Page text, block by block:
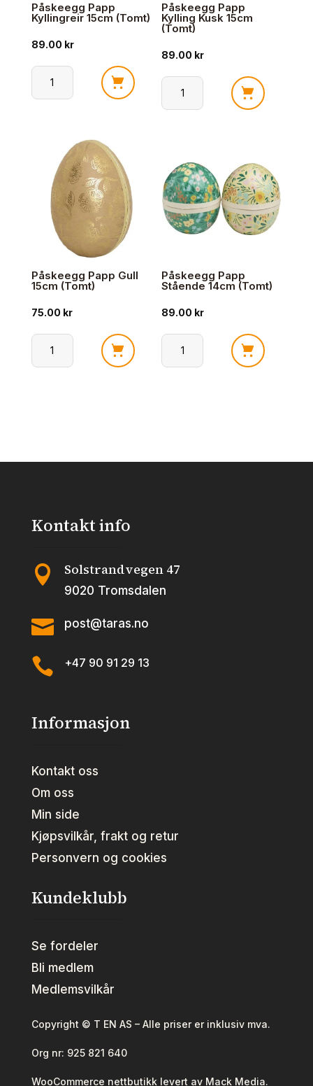
Påskeegg Papp
Kyllingreir 15cm (Tomt)
89.00 kr
Påskeegg
(Tomt)
antall
Påskeegg Papp
Kylling Kusk 15cm
(Tomt)
89.00 kr
Påskeegg
15cm
(Tomt)
antall
Påskeegg Papp Gull
15cm (Tomt)
75.00 kr
Påskeegg
Påskeegg Papp
Stående 14cm (Tomt)
89.00 kr
Påskeegg
Kontakt info
 Solstrandvegen 47
9020 Tromsdalen
 post@taras.no
 +47 90 91 29 13
Informasjon
Kontakt oss
Om oss
Min side
Kjøpsvilkår, frakt og retur
Personvern og cookies
Kundeklubb
Se fordeler
Bli medlem
Medlemsvilkår
Copyright © T EN AS – Alle priser er inklusiv mva.
Org nr: 925 821 640
WooCommerce nettbutikk levert av Mack Media.